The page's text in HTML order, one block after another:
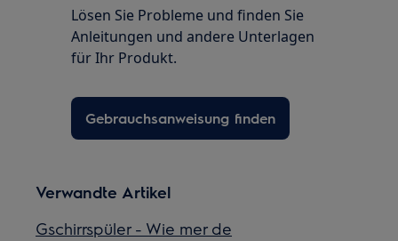
Lösen Sie Probleme und finden Sie
Anleitungen und andere Unterlagen
für Ihr Produkt.
Gebrauchsanweisung finden
Verwandte Artikel
Gschirrspüler - Wie mer de